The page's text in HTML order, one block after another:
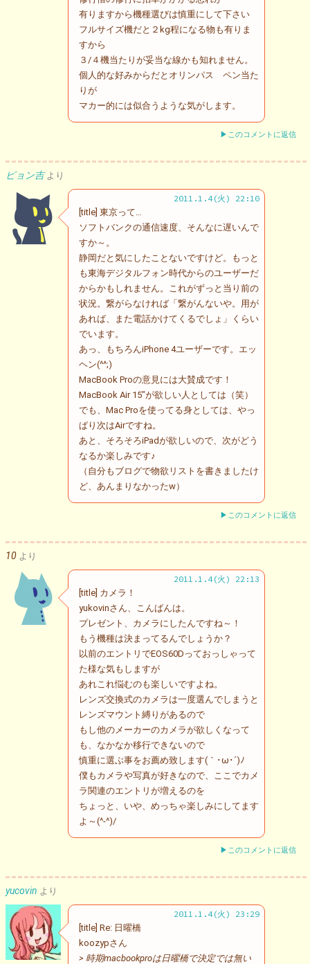
有りますから機種選びは慎重にして下さい
フルサイズ機だと２kg程になる物も有りま
すから
３/４機当たりが妥当な線かも知れません。
個人的な好みからだとオリンパス ペン当た
りが
マカー的には似合うような気がします。
▶このコメントに返信
ピョン吉 より
2011.1.4(火) 22:10
[title] 東京って…
ソフトバンクの通信速度、そんなに遅いんで
すか～。
静岡だと気にしたことないですけど。もっと
も東海デジタルフォン時代からのユーザーだ
からかもしれません。これがずっと当り前の
状況。繋がらなければ「繋がんないや。用が
あれば、また電話かけてくるでしょ」くらい
でいます。
あっ、もちろんiPhone 4ユーザーです。エッ
ヘン(^^;)
MacBook Proの意見には大賛成です！
MacBook Air 15"が欲しい人としては（笑）
でも、Mac Proを使ってる身としては、やっ
ぱり次はAirですね。
あと、そろそろiPadが欲しいので、次がどう
なるか楽しみです♪
（自分もブログで物欲リストを書きましたけ
ど、あんまりなかったw）
▶このコメントに返信
10 より
2011.1.4(火) 22:13
[title] カメラ！
yukovinさん、こんばんは。
プレゼント、カメラにしたんですね～！
もう機種は決まってるんでしょうか？
以前のエントリでEOS60Dっておっしゃって
た様な気もしますが
あれこれ悩むのも楽しいですよね。
レンズ交換式のカメラは一度選んでしまうと
レンズマウント縛りがあるので
もし他のメーカーのカメラが欲しくなって
も、なかなか移行できないので
慎重に選ぶ事をお薦め致します(｀･ω･´)ﾉ
僕もカメラや写真が好きなので、ここでカメ
ラ関連のエントリが増えるのを
ちょっと、いや、めっちゃ楽しみにしてます
よ～(^-^)/
▶このコメントに返信
yucovin より
2011.1.4(火) 23:29
[title] Re: 日曜橋
koozypさん
> 時期macbookproは日曜橋で決定では無い